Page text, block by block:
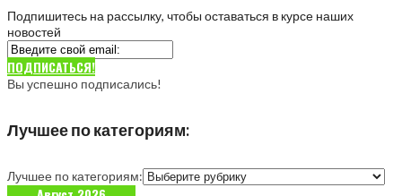
Подпишитесь на рассылку, чтобы оставаться в курсе наших
новостей
ПОДПИСАТЬСЯ!
Вы успешно подписались!
Лучшее по категориям:
Лучшее по категориям: